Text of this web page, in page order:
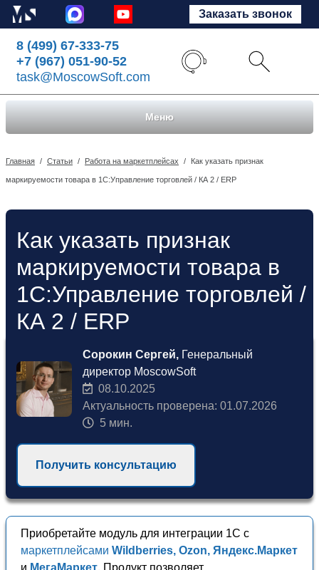
Заказать звонок
8 (499) 67-333-75
+7 (967) 051-90-52
task@MoscowSoft.com
Меню
Главная / Статьи / Работа на маркетплейсах / Как указать признак
маркируемости товара в 1С:Управление торговлей / КА 2 / ERP
Как указать признак
маркируемости товара в
1С:Управление торговлей /
КА 2 / ERP
Сорокин Сергей, Генеральный
директор MoscowSoft
08.10.2025
Актуальность проверена: 01.07.2026
5 мин.
Получить консультацию
Приобретайте модуль для интеграции 1С с
маркетплейсами Wildberries, Ozon, Яндекс.Маркет
и МегаМаркет. Продукт позволяет